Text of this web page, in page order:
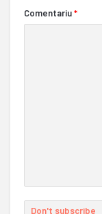
Comentariu*